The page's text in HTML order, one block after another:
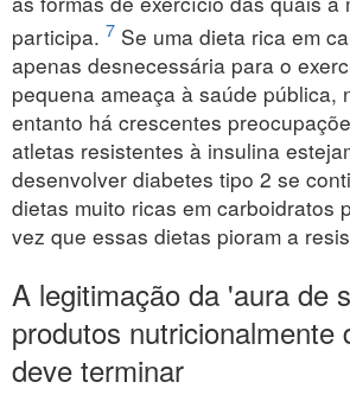
participa. 7 Se uma dieta rica em
apenas desnecessária para o
pequena ameaça à saúde pública,
entanto há crescentes
atletas resistentes à insulina
desenvolver diabetes tipo 2 se
dietas muito ricas em carboidratos
vez que essas dietas pioram a
A legitimação da 'aura de
produtos nutricionalmente
deve terminar